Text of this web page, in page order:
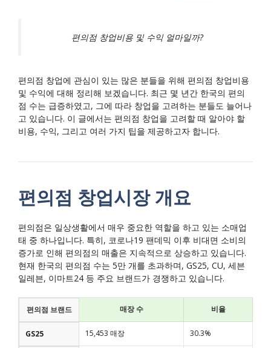
편의점 창업비용 및 수익 얼마일까?
편의점 창업에 관심이 있는 많은 분들을 위해 편의점 창업비용
및 수익에 대해 정리해 보겠습니다. 최근 몇 년간 한국의 편의
점 수는 급증하였고, 그에 따라 창업을 고려하는 분들도 늘어나
고 있습니다. 이 글에서는 편의점 창업을 고려할 때 알아야 할
비용, 수익, 그리고 여러 가지 팁을 제공하고자 합니다.
편의점 창업시장 개요
편의점은 일상생활에서 매우 중요한 역할을 하고 있는 소매업
태 중 하나입니다. 특히, 코로나19 팬데믹 이후 비대면 소비의
증가로 인해 편의점의 매출은 지속적으로 상승하고 있습니다.
현재 한국의 편의점 수는 5만 개를 초과하며, GS25, CU, 세븐
일레븐, 이마트24 등 주요 브랜드가 경쟁하고 있습니다.
편의점 브랜드 매장 수 비율
GS25 15,453 매장 30.3%